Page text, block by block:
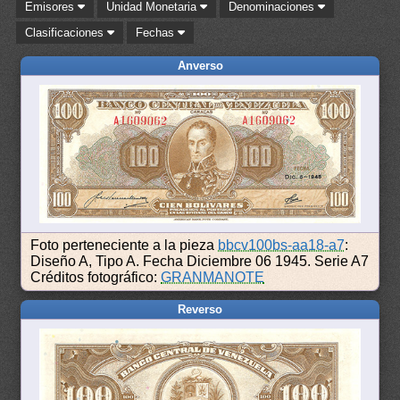
Emisores Unidad Monetaria
Denominaciones
Clasificaciones
Fechas
Anverso
Foto perteneciente a la pieza bbcv100bs-aa18-a7:
Diseño A, Tipo A. Fecha Diciembre 06 1945. Serie A7
Créditos fotográfico:GRANMANOTE
Reverso